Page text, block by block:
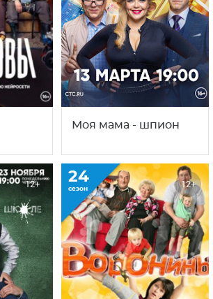
Моя мама - шпион
12+ 24
сезон 12+